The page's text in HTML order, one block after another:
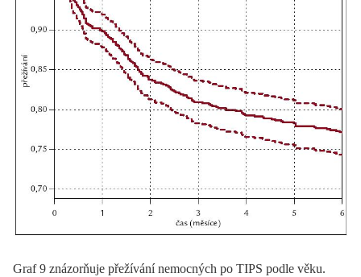
Graf 9 znázorňuje přežívání nemocných po TIPS podle věku.